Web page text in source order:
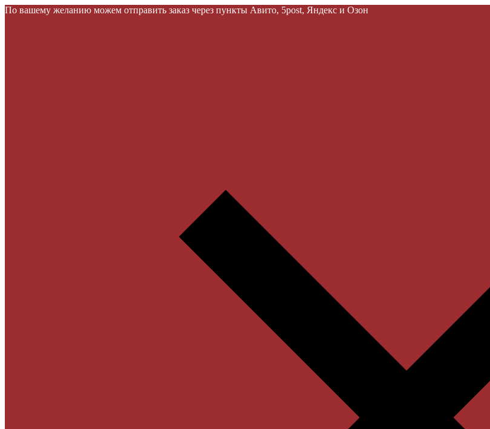
По вашему желанию можем отправить заказ через пункты Авито, 5post, Яндекс и Озон